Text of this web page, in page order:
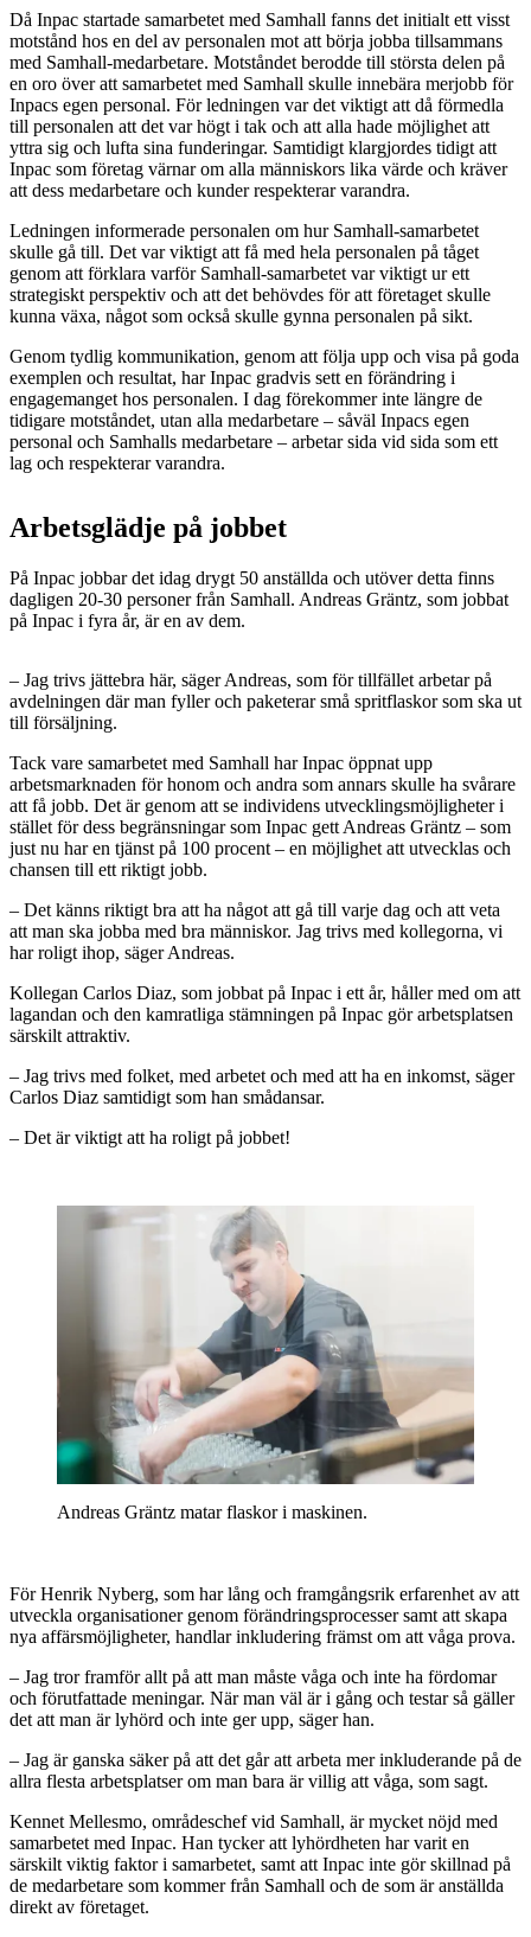
Då Inpac startade samarbetet med Samhall fanns det initialt ett visst
motstånd hos en del av personalen mot att börja jobba tillsammans
med Samhall-medarbetare. Motståndet berodde till största delen på
en oro över att samarbetet med Samhall skulle innebära merjobb för
Inpacs egen personal. För ledningen var det viktigt att då förmedla
till personalen att det var högt i tak och att alla hade möjlighet att
yttra sig och lufta sina funderingar. Samtidigt klargjordes tidigt att
Inpac som företag värnar om alla människors lika värde och kräver
att dess medarbetare och kunder respekterar varandra.
Ledningen informerade personalen om hur Samhall-samarbetet
skulle gå till. Det var viktigt att få med hela personalen på tåget
genom att förklara varför Samhall-samarbetet var viktigt ur ett
strategiskt perspektiv och att det behövdes för att företaget skulle
kunna växa, något som också skulle gynna personalen på sikt.
Genom tydlig kommunikation, genom att följa upp och visa på goda
exemplen och resultat, har Inpac gradvis sett en förändring i
engagemanget hos personalen. I dag förekommer inte längre de
tidigare motståndet, utan alla medarbetare – såväl Inpacs egen
personal och Samhalls medarbetare – arbetar sida vid sida som ett
lag och respekterar varandra.
Arbetsglädje på jobbet
På Inpac jobbar det idag drygt 50 anställda och utöver detta finns
dagligen 20-30 personer från Samhall. Andreas Gräntz, som jobbat
på Inpac i fyra år, är en av dem.
– Jag trivs jättebra här, säger Andreas, som för tillfället arbetar på
avdelningen där man fyller och paketerar små spritflaskor som ska ut
till försäljning.
Tack vare samarbetet med Samhall har Inpac öppnat upp
arbetsmarknaden för honom och andra som annars skulle ha svårare
att få jobb. Det är genom att se individens utvecklingsmöjligheter i
stället för dess begränsningar som Inpac gett Andreas Gräntz – som
just nu har en tjänst på 100 procent – en möjlighet att utvecklas och
chansen till ett riktigt jobb.
– Det känns riktigt bra att ha något att gå till varje dag och att veta
att man ska jobba med bra människor. Jag trivs med kollegorna, vi
har roligt ihop, säger Andreas.
Kollegan Carlos Diaz, som jobbat på Inpac i ett år, håller med om att
lagandan och den kamratliga stämningen på Inpac gör arbetsplatsen
särskilt attraktiv.
– Jag trivs med folket, med arbetet och med att ha en inkomst, säger
Carlos Diaz samtidigt som han smådansar.
– Det är viktigt att ha roligt på jobbet!
Andreas Gräntz matar flaskor i maskinen.
För Henrik Nyberg, som har lång och framgångsrik erfarenhet av att
utveckla organisationer genom förändringsprocesser samt att skapa
nya affärsmöjligheter, handlar inkludering främst om att våga prova.
– Jag tror framför allt på att man måste våga och inte ha fördomar
och förutfattade meningar. När man väl är i gång och testar så gäller
det att man är lyhörd och inte ger upp, säger han.
– Jag är ganska säker på att det går att arbeta mer inkluderande på de
allra flesta arbetsplatser om man bara är villig att våga, som sagt.
Kennet Mellesmo, områdeschef vid Samhall, är mycket nöjd med
samarbetet med Inpac. Han tycker att lyhördheten har varit en
särskilt viktig faktor i samarbetet, samt att Inpac inte gör skillnad på
de medarbetare som kommer från Samhall och de som är anställda
direkt av företaget.